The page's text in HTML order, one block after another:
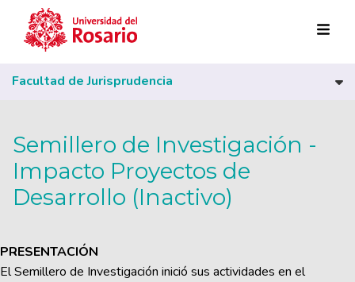
Pasar al contenido principal
Facultad de Jurisprudencia
Semillero de Investigación -
Impacto Proyectos de
Desarrollo (Inactivo)
PRESENTACIÓN
El Semillero de Investigación inició sus actividades en el